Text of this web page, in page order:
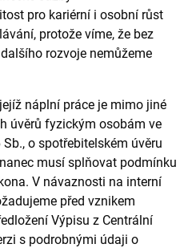
pro kariérní i osobní růst
protože víme, že bez
rozvoje nemůžeme
náplní práce je mimo jiné
úvěrů fyzickým osobám ve
o spotřebitelském úvěru
musí splňovat podmínku
V návaznosti na interní
před vznikem
Výpisu z Centrální
s podrobnými údaji o